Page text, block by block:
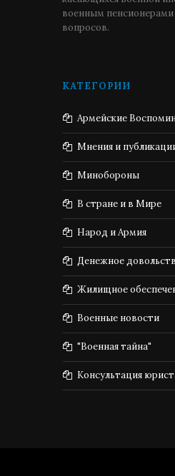
военным пенсионерами
вопросов.
КАТЕГОРИИ
Армейские
Мнения и
Минобороны
В стране и в Мире
Народ и Армия
Денежное
Жилищное
Военные новости
"Военная тайна"
Консультация